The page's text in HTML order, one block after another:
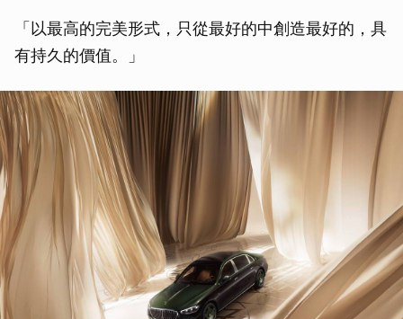
「以最高的完美形式，只從最好的中創造最好的，具
有持久的價值。」